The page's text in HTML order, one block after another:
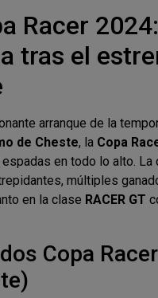
Racer
tras el
arranque de la
de Cheste, la Copa
en todo lo alto. La
múltiples
en la clase RACER GT
Copa